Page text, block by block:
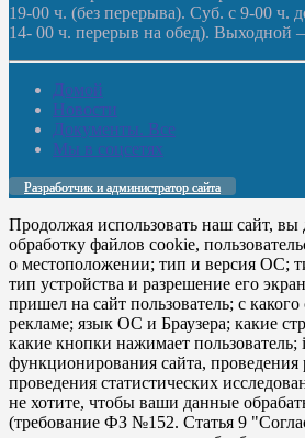
19-00 ч. (без перерыва). Суб. с 9-00 ч.
14- 00 ч. перерыв на обед). Выходной –
Домой
Новости
Документы. Все
Мы в соцсетях
Разработчик и администратор сайта
Продолжая использовать наш сайт, вы
обработку файлов cookie,
о местоположении; тип и версия ОС;
тип устройства и разрешение его
пришел на сайт пользователь; с
рекламе; язык ОС и Браузера; какие
какие кнопки нажимает пользователь;
функционирования сайта, проведения
проведения статистических
не хотите, чтобы ваши данные
(требование ФЗ №152. Статья 9